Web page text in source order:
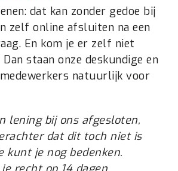
dat kan zonder gedoe bij
zelf online afsluiten na een
En kom je er zelf niet
staan onze deskundige en
natuurlijk voor
lening bij ons afgesloten,
dat dit toch niet is
kunt je nog bedenken.